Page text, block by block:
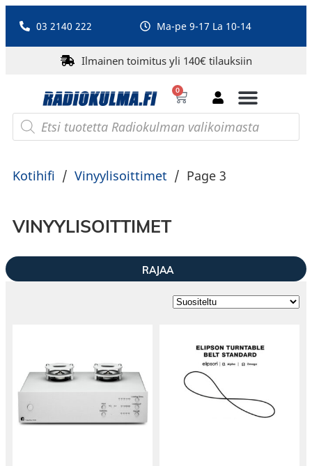
03 2140 222 Ma-pe 9-17 La 10-14
Ilmainen toimitus yli 140€ tilauksiin
0
Kotihifi / Vinyylisoittimet / Page 3
VINYYLISOITTIMET
RAJAA